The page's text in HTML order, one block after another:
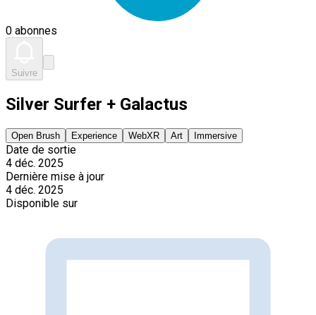
0 abonnes
Suivre
Silver Surfer + Galactus
Open Brush Experience WebXR Art Immersive
Date de sortie
4 déc. 2025
Dernière mise à jour
4 déc. 2025
Disponible sur